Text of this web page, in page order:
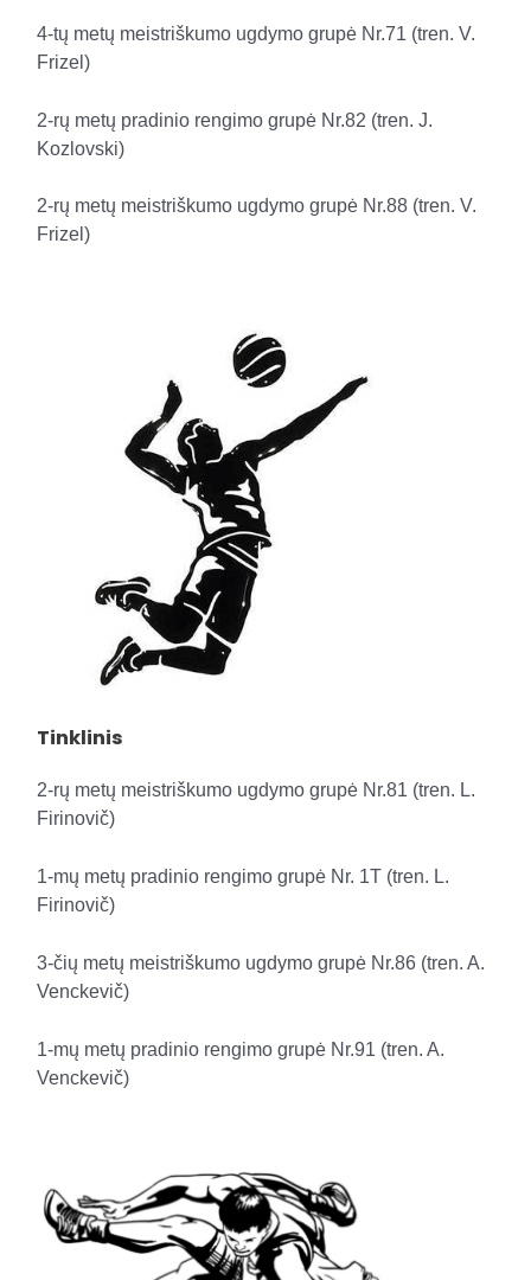
4-tų metų meistriškumo ugdymo grupė Nr.71 (tren. V.
Frizel)
2-rų metų pradinio rengimo grupė Nr.82 (tren. J.
Kozlovski)
2-rų metų meistriškumo ugdymo grupė Nr.88 (tren. V.
Frizel)
Tinklinis
2-rų metų meistriškumo ugdymo grupė Nr.81 (tren. L.
Firinovič)
1-mų metų pradinio rengimo grupė Nr. 1T (tren. L.
Firinovič)
3-čių metų meistriškumo ugdymo grupė Nr.86 (tren. A.
Venckevič)
1-mų metų pradinio rengimo grupė Nr.91 (tren. A.
Venckevič)